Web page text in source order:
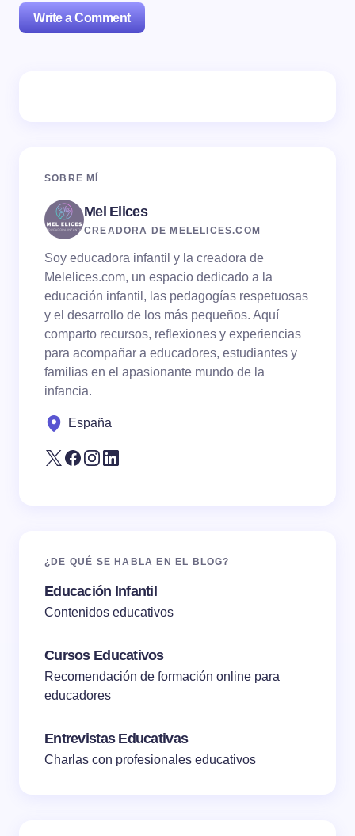
Write a Comment
Your Comment *
Email *
Save my name and email in this browser for the
SOBRE MÍ
Mel Elices
CREADORA DE MELELICES.COM
Soy educadora infantil y la creadora de
Melelices.com, un espacio dedicado a la
educación infantil, las pedagogías respetuosas
y el desarrollo de los más pequeños. Aquí
comparto recursos, reflexiones y experiencias
para acompañar a educadores, estudiantes y
familias en el apasionante mundo de la
infancia.
España
¿DE QUÉ SE HABLA EN EL BLOG?
Educación Infantil
Contenidos educativos
Cursos Educativos
Recomendación de formación online para
educadores
Entrevistas Educativas
Charlas con profesionales educativos